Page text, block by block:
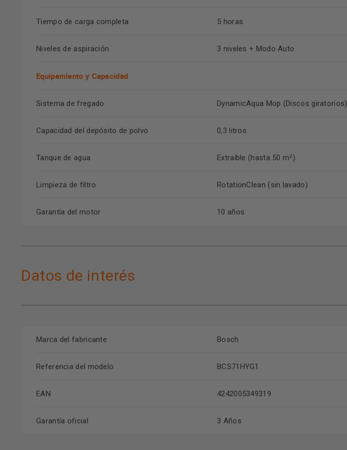
Tiempo de carga completa 5 horas
Niveles de aspiración 3 niveles + Modo Auto
Equipamiento y Capacidad
Sistema de fregado DynamicAqua Mop (Discos giratorios)
Capacidad del depósito de polvo 0,3 litros
Tanque de agua Extraíble (hasta 50 m²)
Limpieza de filtro RotationClean (sin lavado)
Garantía del motor 10 años
Datos de interés
Marca del fabricante Bosch
Referencia del modelo BCS71HYG1
EAN 4242005349319
Garantía oficial 3 Años